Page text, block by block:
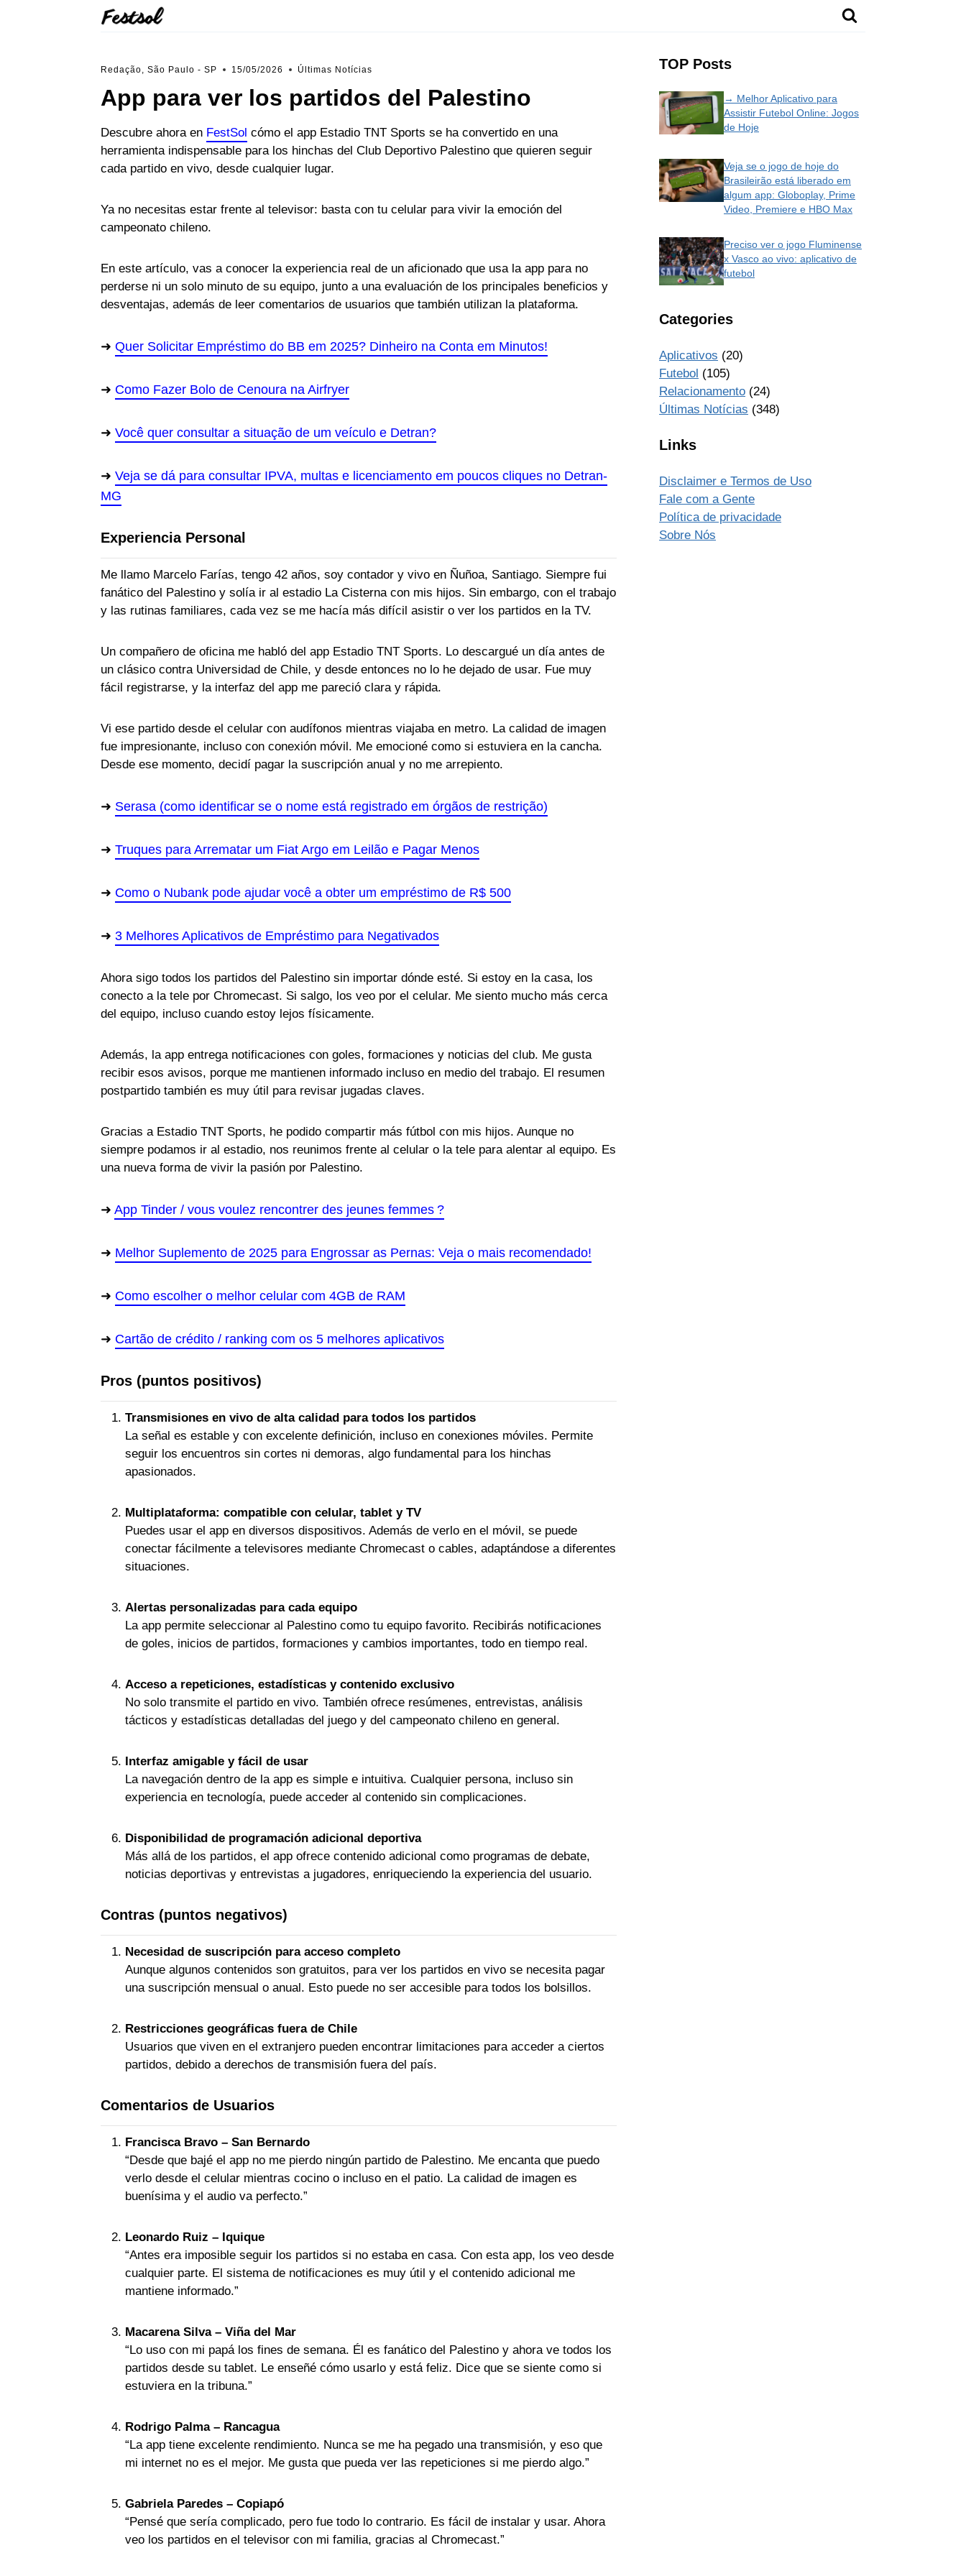
Redação, São Paulo - SP 15/05/2026 Últimas Notícias
App para ver los partidos del Palestino
Descubre ahora en FestSol cómo el app Estadio TNT Sports se ha convertido en una
herramienta indispensable para los hinchas del Club Deportivo Palestino que quieren seguir
cada partido en vivo, desde cualquier lugar.
Ya no necesitas estar frente al televisor: basta con tu celular para vivir la emoción del
campeonato chileno.
En este artículo, vas a conocer la experiencia real de un aficionado que usa la app para no
perderse ni un solo minuto de su equipo, junto a una evaluación de los principales beneficios y
desventajas, además de leer comentarios de usuarios que también utilizan la plataforma.
Quer Solicitar Empréstimo do BB em 2025? Dinheiro na Conta em Minutos!
Como Fazer Bolo de Cenoura na Airfryer
Você quer consultar a situação de um veículo e Detran?
Veja se dá para consultar IPVA, multas e licenciamento em poucos cliques no Detran-
MG
Experiencia Personal
Me llamo Marcelo Farías, tengo 42 años, soy contador y vivo en Ñuñoa, Santiago. Siempre fui
fanático del Palestino y solía ir al estadio La Cisterna con mis hijos. Sin embargo, con el trabajo
y las rutinas familiares, cada vez se me hacía más difícil asistir o ver los partidos en la TV.
Un compañero de oficina me habló del app Estadio TNT Sports. Lo descargué un día antes de
un clásico contra Universidad de Chile, y desde entonces no lo he dejado de usar. Fue muy
fácil registrarse, y la interfaz del app me pareció clara y rápida.
Vi ese partido desde el celular con audífonos mientras viajaba en metro. La calidad de imagen
fue impresionante, incluso con conexión móvil. Me emocioné como si estuviera en la cancha.
Desde ese momento, decidí pagar la suscripción anual y no me arrepiento.
Serasa (como identificar se o nome está registrado em órgãos de restrição)
Truques para Arrematar um Fiat Argo em Leilão e Pagar Menos
Como o Nubank pode ajudar você a obter um empréstimo de R$ 500
3 Melhores Aplicativos de Empréstimo para Negativados
Ahora sigo todos los partidos del Palestino sin importar dónde esté. Si estoy en la casa, los
conecto a la tele por Chromecast. Si salgo, los veo por el celular. Me siento mucho más cerca
del equipo, incluso cuando estoy lejos físicamente.
Además, la app entrega notificaciones con goles, formaciones y noticias del club. Me gusta
recibir esos avisos, porque me mantienen informado incluso en medio del trabajo. El resumen
postpartido también es muy útil para revisar jugadas claves.
Gracias a Estadio TNT Sports, he podido compartir más fútbol con mis hijos. Aunque no
siempre podamos ir al estadio, nos reunimos frente al celular o la tele para alentar al equipo. Es
una nueva forma de vivir la pasión por Palestino.
App Tinder / vous voulez rencontrer des jeunes femmes ?
Melhor Suplemento de 2025 para Engrossar as Pernas: Veja o mais recomendado!
Como escolher o melhor celular com 4GB de RAM
Cartão de crédito / ranking com os 5 melhores aplicativos
Pros (puntos positivos)
Transmisiones en vivo de alta calidad para todos los partidos
La señal es estable y con excelente definición, incluso en conexiones móviles. Permite
seguir los encuentros sin cortes ni demoras, algo fundamental para los hinchas
apasionados.
Multiplataforma: compatible con celular, tablet y TV
Puedes usar el app en diversos dispositivos. Además de verlo en el móvil, se puede
conectar fácilmente a televisores mediante Chromecast o cables, adaptándose a diferentes
situaciones.
Alertas personalizadas para cada equipo
La app permite seleccionar al Palestino como tu equipo favorito. Recibirás notificaciones
de goles, inicios de partidos, formaciones y cambios importantes, todo en tiempo real.
Acceso a repeticiones, estadísticas y contenido exclusivo
No solo transmite el partido en vivo. También ofrece resúmenes, entrevistas, análisis
tácticos y estadísticas detalladas del juego y del campeonato chileno en general.
Interfaz amigable y fácil de usar
La navegación dentro de la app es simple e intuitiva. Cualquier persona, incluso sin
experiencia en tecnología, puede acceder al contenido sin complicaciones.
Disponibilidad de programación adicional deportiva
Más allá de los partidos, el app ofrece contenido adicional como programas de debate,
noticias deportivas y entrevistas a jugadores, enriqueciendo la experiencia del usuario.
Contras (puntos negativos)
Necesidad de suscripción para acceso completo
Aunque algunos contenidos son gratuitos, para ver los partidos en vivo se necesita pagar
una suscripción mensual o anual. Esto puede no ser accesible para todos los bolsillos.
Restricciones geográficas fuera de Chile
Usuarios que viven en el extranjero pueden encontrar limitaciones para acceder a ciertos
partidos, debido a derechos de transmisión fuera del país.
Comentarios de Usuarios
Francisca Bravo – San Bernardo
“Desde que bajé el app no me pierdo ningún partido de Palestino. Me encanta que puedo
verlo desde el celular mientras cocino o incluso en el patio. La calidad de imagen es
buenísima y el audio va perfecto.”
Leonardo Ruiz – Iquique
“Antes era imposible seguir los partidos si no estaba en casa. Con esta app, los veo desde
cualquier parte. El sistema de notificaciones es muy útil y el contenido adicional me
mantiene informado.”
Macarena Silva – Viña del Mar
“Lo uso con mi papá los fines de semana. Él es fanático del Palestino y ahora ve todos los
partidos desde su tablet. Le enseñé cómo usarlo y está feliz. Dice que se siente como si
estuviera en la tribuna.”
Rodrigo Palma – Rancagua
“La app tiene excelente rendimiento. Nunca se me ha pegado una transmisión, y eso que
mi internet no es el mejor. Me gusta que pueda ver las repeticiones si me pierdo algo.”
Gabriela Paredes – Copiapó
“Pensé que sería complicado, pero fue todo lo contrario. Es fácil de instalar y usar. Ahora
veo los partidos en el televisor con mi familia, gracias al Chromecast.”
TOP Posts
→ Melhor Aplicativo para
Assistir Futebol Online: Jogos
de Hoje
Veja se o jogo de hoje do
Brasileirão está liberado em
algum app: Globoplay, Prime
Video, Premiere e HBO Max
Preciso ver o jogo Fluminense
x Vasco ao vivo: aplicativo de
futebol
Categories
Aplicativos (20)
Futebol (105)
Relacionamento (24)
Últimas Notícias (348)
Links
Disclaimer e Termos de Uso
Fale com a Gente
Política de privacidade
Sobre Nós